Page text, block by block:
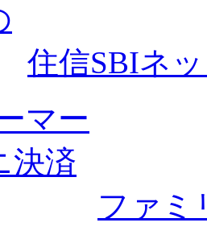
住信SBIネ
ファミ